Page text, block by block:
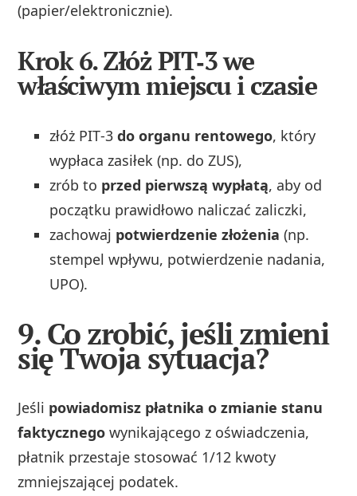
(papier/elektronicznie).
Krok 6. Złóż PIT‑3 we
właściwym miejscu i czasie
złóż PIT‑3do organu rentowego, który
wypłaca zasiłek (np. do ZUS),
zrób to przed pierwszą wypłatą, aby od
początku prawidłowo naliczać zaliczki,
zachowaj potwierdzenie złożenia (np.
stempel wpływu, potwierdzenie nadania,
UPO).
9. Co zrobić, jeśli zmieni
się Twoja sytuacja?
Jeśli powiadomisz płatnika o zmianie stanu
faktycznego wynikającego z oświadczenia,
płatnik przestaje stosować 1/12 kwoty
zmniejszającej podatek.